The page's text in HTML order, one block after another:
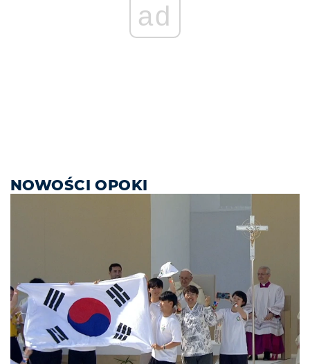
ad
NOWOŚCI OPOKI